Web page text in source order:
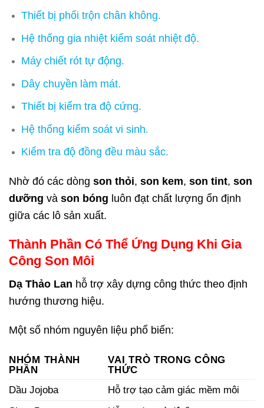
Thiết bị phối trộn chân không.
Hệ thống gia nhiệt kiểm soát nhiệt độ.
Máy chiết rót tự động.
Dây chuyền làm mát.
Thiết bị kiểm tra độ cứng.
Hệ thống kiểm soát vi sinh.
Kiểm tra độ đồng đều màu sắc.
Nhờ đó các dòng son thỏi, son kem, son tint, son
dưỡng và son bóng luôn đạt chất lượng ổn định
giữa các lô sản xuất.
Thành Phần Có Thể Ứng Dụng Khi Gia
Công Son Môi
Dạ Thảo Lan hỗ trợ xây dựng công thức theo định
hướng thương hiệu.
Một số nhóm nguyên liệu phổ biến:
NHÓM THÀNH
PHẦN
VAI TRÒ TRONG CÔNG
THỨC
Dầu Jojoba
Hỗ trợ tạo cảm giác mềm môi